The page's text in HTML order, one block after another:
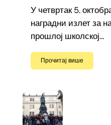
У четвртак 5.
наградни излет за
прошлој школској…
Прочитај више